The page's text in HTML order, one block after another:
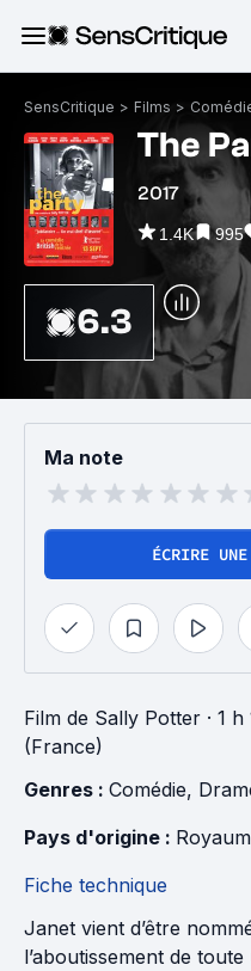
SensCritique > Films >
The
2017
1.4K 995
6.3
Ma note
ÉCRIRE
Film de Sally Potter · 1
(France)
Genres : Comédie,
Pays d'origine :
Fiche technique
Janet vient d’être
l’aboutissement de